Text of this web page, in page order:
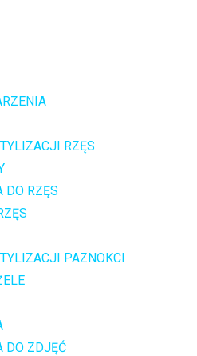
RZĘS
DO RZĘS
PAZNOKCI
DO ZDJĘĆ